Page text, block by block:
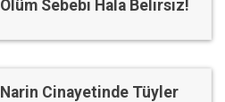
Ölüm Sebebi Hala Belirsiz!
Narin Cinayetinde Tüyler